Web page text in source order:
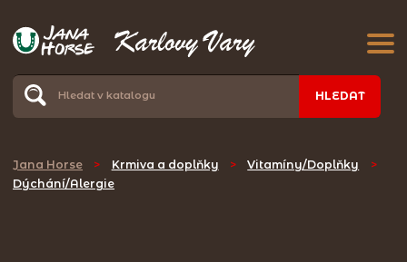
HLEDAT
Jana Horse > Krmiva a doplňky > Vitamíny/Doplňky
>
Dýchání/Alergie